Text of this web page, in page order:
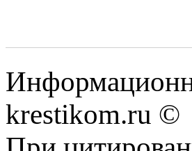
krestikom.ru ©